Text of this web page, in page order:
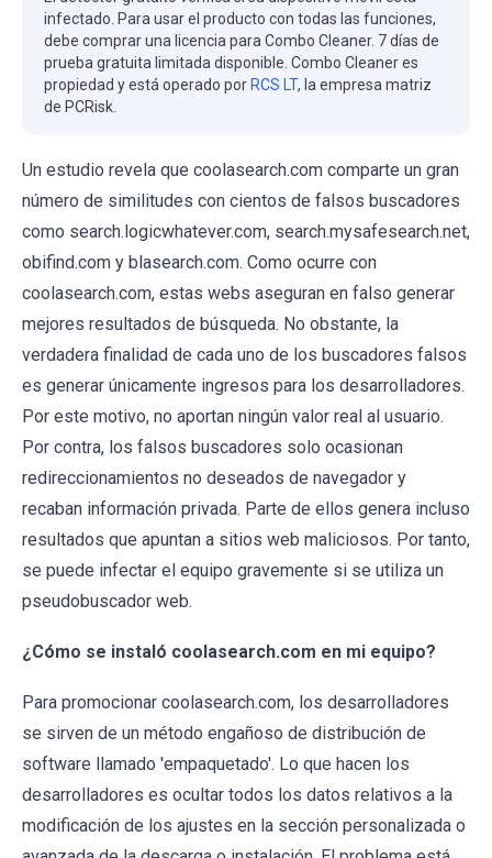
infectado. Para usar el producto con todas las funciones,
debe comprar una licencia para Combo Cleaner. 7 días de
prueba gratuita limitada disponible. Combo Cleaner es
propiedad y está operado por RCS LT, la empresa matriz
de PCRisk.
Un estudio revela que coolasearch.com comparte un gran
número de similitudes con cientos de falsos buscadores
como search.logicwhatever.com, search.mysafesearch.net,
obifind.com y blasearch.com. Como ocurre con
coolasearch.com, estas webs aseguran en falso generar
mejores resultados de búsqueda. No obstante, la
verdadera finalidad de cada uno de los buscadores falsos
es generar únicamente ingresos para los desarrolladores.
Por este motivo, no aportan ningún valor real al usuario.
Por contra, los falsos buscadores solo ocasionan
redireccionamientos no deseados de navegador y
recaban información privada. Parte de ellos genera incluso
resultados que apuntan a sitios web maliciosos. Por tanto,
se puede infectar el equipo gravemente si se utiliza un
pseudobuscador web.
¿Cómo se instaló coolasearch.com en mi equipo?
Para promocionar coolasearch.com, los desarrolladores
se sirven de un método engañoso de distribución de
software llamado 'empaquetado'. Lo que hacen los
desarrolladores es ocultar todos los datos relativos a la
modificación de los ajustes en la sección personalizada o